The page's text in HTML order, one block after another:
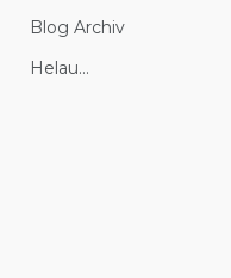
Blog Archiv
Helau...